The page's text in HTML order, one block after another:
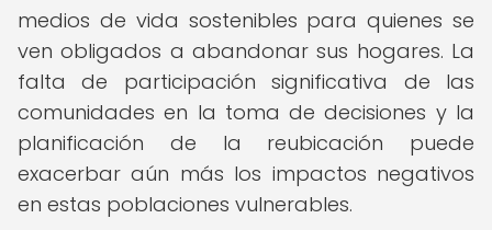
medios de vida sostenibles para quienes se
ven obligados a abandonar sus hogares. La
falta de participación significativa de las
comunidades en la toma de decisiones y la
planificación de la reubicación puede
exacerbar aún más los impactos negativos
en estas poblaciones vulnerables.